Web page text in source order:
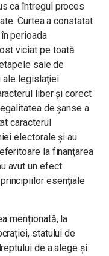
ca întregul proces
Curtea a constatat
perioada
viciat pe toată
sale de
ale legislaţiei
liber şi corect
de şanse a
caracterul
electorale şi au
la finanţarea
avut un efect
esenţiale
menționată, la
statului de
de a alege și